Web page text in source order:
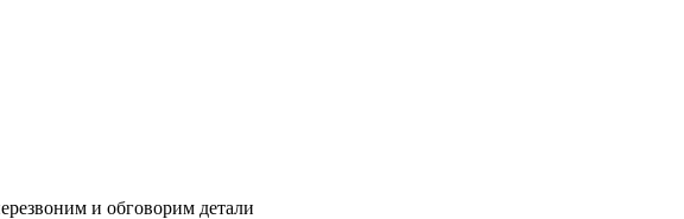
и обговорим детали